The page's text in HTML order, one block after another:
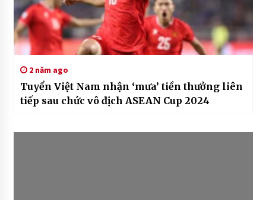
2 năm ago
Tuyển Việt Nam nhận ‘mưa’ tiền thưởng liên
tiếp sau chức vô địch ASEAN Cup 2024